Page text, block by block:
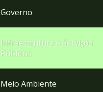
Governo
Infraestrutura e Serviços
Públicos
Meio Ambiente